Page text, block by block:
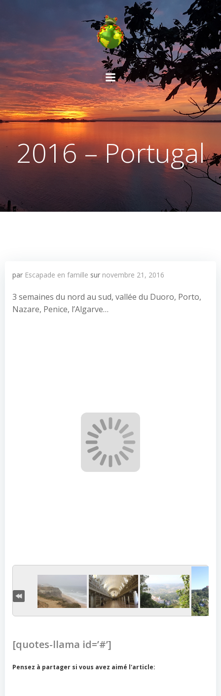
Aller
au
contenu
2016 – Portugal
par Escapade en famille sur novembre 21, 2016
3 semaines du nord au sud, vallée du Duoro, Porto,
Nazare, Penice, l’Algarve…
[quotes-llama id=’#’]
Pensez à partager si vous avez aimé l'article: